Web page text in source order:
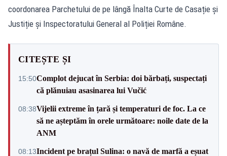
coordonarea Parchetului de pe lângă Înalta Curte de Casație și
Justiție și Inspectoratului General al Poliției Române.
CITEȘTE ȘI
15:50Complot dejucat în Serbia: doi bărbați, suspectați
că plănuiau asasinarea lui Vučić
08:38Vijelii extreme în țară și temperaturi de foc. La ce
să ne așteptăm în orele următoare: noile date de la
ANM
08:13Incident pe brațul Sulina: o navă de marfă a eșuat